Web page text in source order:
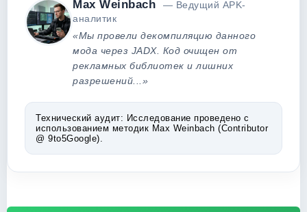
Max Weinbach
— Ведущий APK-
аналитик
«Мы провели декомпиляцию данного
мода через JADX. Код очищен от
рекламных библиотек и лишних
разрешений...»
Технический аудит: Исследование проведено с
использованием методик Max Weinbach (Contributor
@ 9to5Google).